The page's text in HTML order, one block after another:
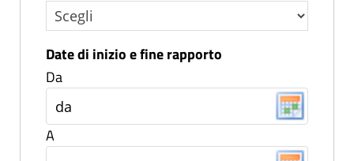
Date di inizio e fine rapporto
Da
A